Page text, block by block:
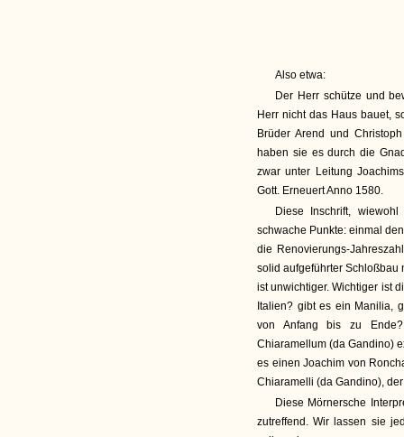
Also etwa:
Der Herr schütze und
Herr nicht das Haus bauet,
Brüder Arend und
haben sie es durch die
zwar unter Leitung
Gott. Erneuert Anno 1580.
Diese Inschrift,
schwache Punkte: einmal
die Renovierungs-
solid aufgeführter Schloßbau
ist unwichtiger. Wichtiger ist
Italien? gibt es ein Manilia,
von Anfang bis zu
Chiaramellum (da Gandino)
es einen Joachim von
Chiaramelli (da Gandino),
Diese Mörnersche
zutreffend. Wir lassen sie